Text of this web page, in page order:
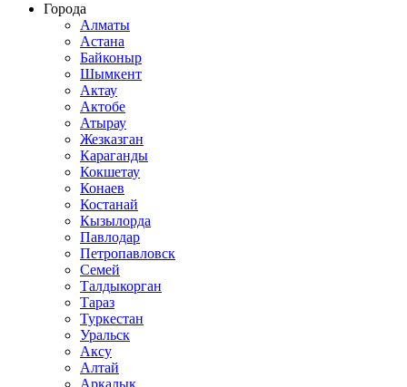
Города
Алматы
Астана
Байконыр
Шымкент
Актау
Актобе
Атырау
Жезказган
Караганды
Кокшетау
Конаев
Костанай
Кызылорда
Павлодар
Петропавловск
Семей
Талдыкорган
Тараз
Туркестан
Уральск
Аксу
Алтай
Аркалык